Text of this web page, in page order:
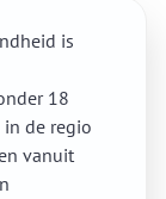
is
18
de regio
vanuit